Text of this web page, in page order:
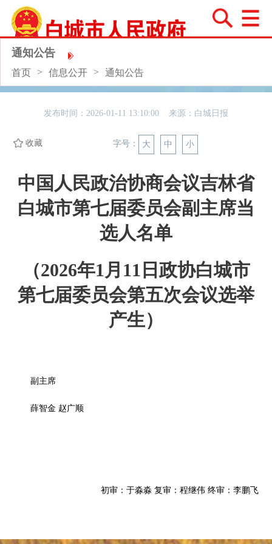
通知公告
首页 > 信息公开 > 通知公告
发布时间：2026-01-11 13:10:00 来源： 白城日报
收藏 字号： 大 中 小
中国人民政治协商会议吉林省
白城市第七届委员会副主席当
选人名单
（2026年1月11日政协白城市
第七届委员会第五次会议选举
产生）
副主席
薛智金 赵广顺
初审：于淼淼 复审：程继伟 终审：李鹏飞